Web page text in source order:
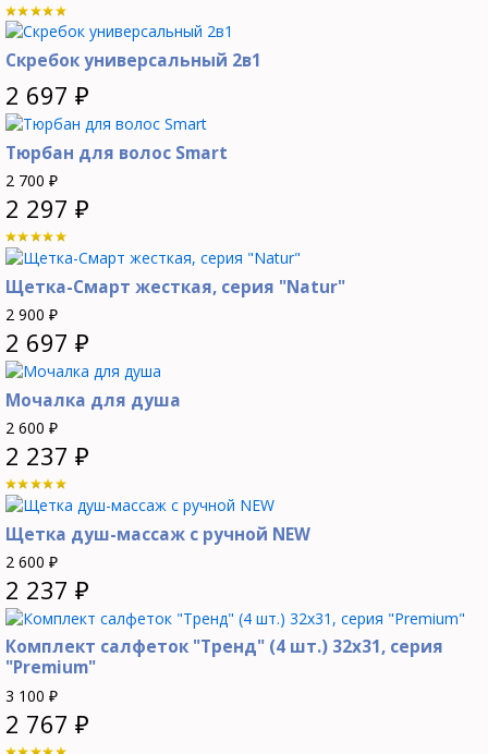
Скребок универсальный 2в1
2 697 ₽
Тюрбан для волос Smart
2 700 ₽
2 297 ₽
Щетка-Смарт жесткая, серия "Natur"
2 900 ₽
2 697 ₽
Мочалка для душа
2 600 ₽
2 237 ₽
Щетка душ-массаж с ручной NEW
2 600 ₽
2 237 ₽
Комплект салфеток "Тренд" (4 шт.) 32х31, серия
"Premium"
3 100 ₽
2 767 ₽